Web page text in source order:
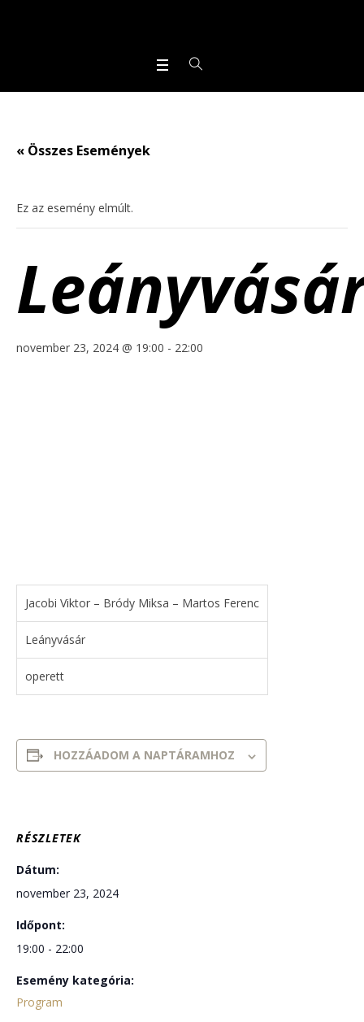
« Összes Események
Ez az esemény elmúlt.
november 23, 2024 @ 19:00 - 22:00
Jacobi Viktor – Bródy Miksa – Martos Ferenc
Leányvásár
operett
HOZZÁADOM A NAPTÁRAMHOZ
RÉSZLETEK
Dátum:
november 23, 2024
Időpont:
19:00 - 22:00
Esemény kategória:
Program